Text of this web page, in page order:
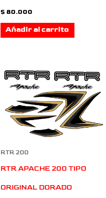
$ 80.000
Añadir al carrito
RTR 200
RTR APACHE 200 TIPO
ORIGINAL DORADO